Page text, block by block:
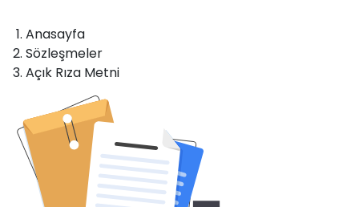
Anasayfa
Sözleşmeler
Açık Rıza Metni